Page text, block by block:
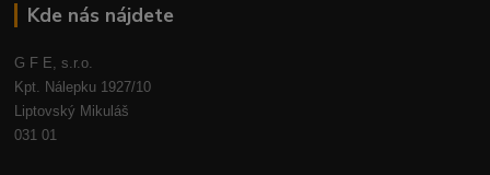
Kde nás nájdete
G F E, s.r.o.
Kpt. Nálepku 1927/10
Liptovský Mikuláš
031 01